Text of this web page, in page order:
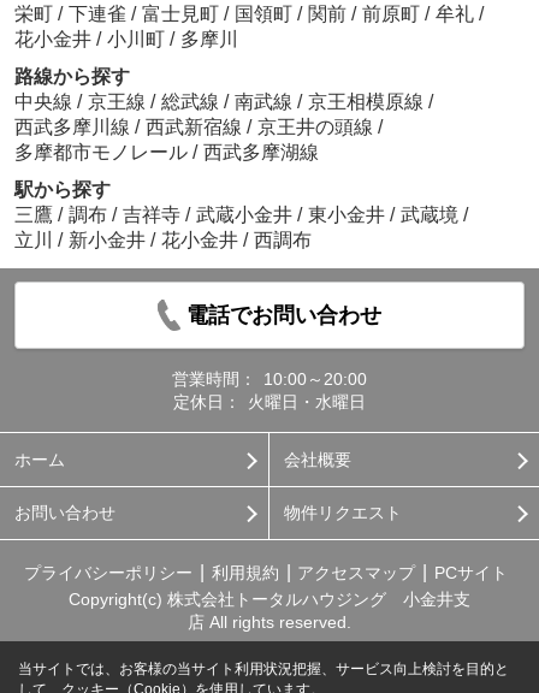
栄町 / 下連雀 / 富士見町 / 国領町 / 関前 / 前原町 / 牟礼 /
花小金井 / 小川町 / 多摩川
路線から探す
中央線 / 京王線 / 総武線 / 南武線 / 京王相模原線 /
西武多摩川線 / 西武新宿線 / 京王井の頭線 /
多摩都市モノレール / 西武多摩湖線
駅から探す
三鷹 / 調布 / 吉祥寺 / 武蔵小金井 / 東小金井 / 武蔵境 /
立川
/ 新小金井 / 花小金井 / 西調布
電話でお問い合わせ
営業時間：
10:00～20:00
定休日：
火曜日・水曜日
ホーム 会社概要
お問い合わせ 物件リクエスト
プライバシーポリシー 利用規約 アクセスマップ
PCサイト
Copyright(c) 株式会社トータルハウジング 小金井支
店 All rights reserved.
当サイトでは、お客様の当サイト利用状況把握、サービス向上検討を目的と
して、クッキー（Cookie）を使用しています。